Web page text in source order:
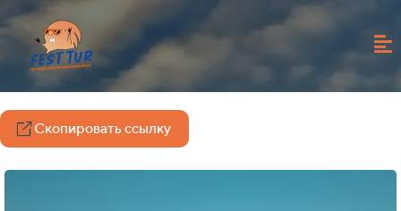
Скопировать ссылку